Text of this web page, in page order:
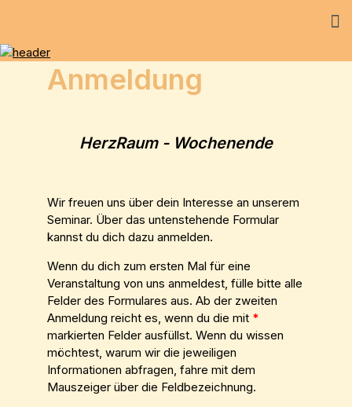
Anmeldung
HerzRaum - Wochenende
Wir freuen uns über dein Interesse an unserem
Seminar. Über das untenstehende Formular
kannst du dich dazu anmelden.
Wenn du dich zum ersten Mal für eine
Veranstaltung von uns anmeldest, fülle bitte alle
Felder des Formulares aus. Ab der zweiten
Anmeldung reicht es, wenn du die mit *
markierten Felder ausfüllst. Wenn du wissen
möchtest, warum wir die jeweiligen
Informationen abfragen, fahre mit dem
Mauszeiger über die Feldbezeichnung.